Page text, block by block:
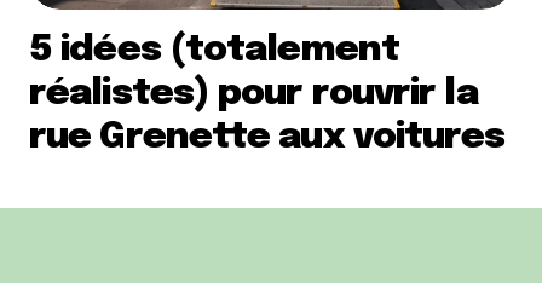
5 idées (totalement
réalistes) pour rouvrir la
rue Grenette aux voitures